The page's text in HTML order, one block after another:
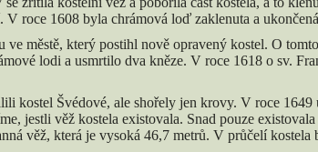
roce 1608 byla chrámová loď zaklenuta a
ve městě, který postihl nově opravený kostel. O
lodi a usmrtilo dva kněze. V roce 1618 o sv.
kostel Švédové, ale shořely jen krovy. V roce
jestli věž kostela existovala. Snad pouze
věž, která je vysoká 46,7 metrů. V průčelí